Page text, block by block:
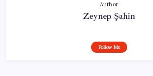
Author
Zeynep Şahin
Follow Me